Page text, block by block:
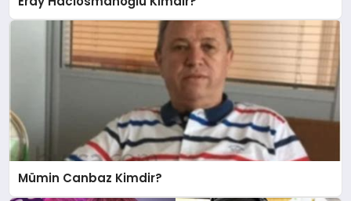
Mümin Canbaz Kimdir?